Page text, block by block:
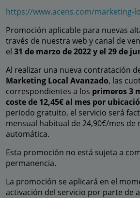
https://www.acens.com/marketing-
Promoción aplicable para nuevas
través de nuestra web y canal de
el 31 de marzo de 2022 y el 29 de
Al realizar una nueva contratación
Marketing Local Avanzado, las
correspondientes a los primeros 3
coste de 12,45€ al mes por
periodo gratuito, el servicio será
mensual habitual de 24,90€/mes de
automática.
Esta promoción no está sujeta a
permanencia.
La promoción se aplicará en el
activación del servicio por parte de